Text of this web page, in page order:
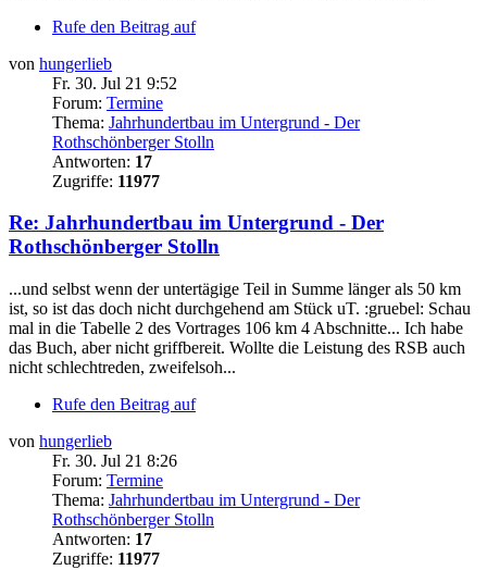
Rufe den Beitrag auf
von hungerlieb
Fr. 30. Jul 21 9:52
Forum: Termine
Thema: Jahrhundertbau im Untergrund - Der
Rothschönberger Stolln
Antworten: 17
Zugriffe: 11977
Re: Jahrhundertbau im Untergrund - Der
Rothschönberger Stolln
...und selbst wenn der untertägige Teil in Summe länger als 50 km
ist, so ist das doch nicht durchgehend am Stück uT. :gruebel: Schau
mal in die Tabelle 2 des Vortrages 106 km 4 Abschnitte... Ich habe
das Buch, aber nicht griffbereit. Wollte die Leistung des RSB auch
nicht schlechtreden, zweifelsoh...
Rufe den Beitrag auf
von hungerlieb
Fr. 30. Jul 21 8:26
Forum: Termine
Thema: Jahrhundertbau im Untergrund - Der
Rothschönberger Stolln
Antworten: 17
Zugriffe: 11977